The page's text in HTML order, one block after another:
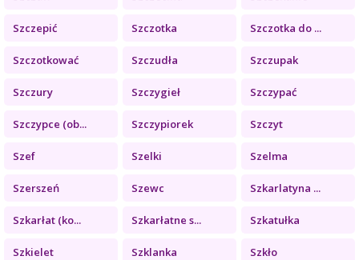
Szczepić Szczotka Szczotka do ...
Szczotkować Szczudła Szczupak
Szczury Szczygieł Szczypać
Szczypce (ob... Szczypiorek Szczyt
Szef Szelki Szelma
Szerszeń Szewc Szkarlatyna ...
Szkarłat (ko... Szkarłatne s... Szkatułka
Szkielet Szklanka Szkło